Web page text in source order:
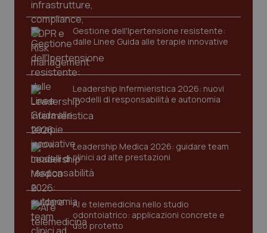
Gestione dell'Ipertensione resistente:
dalle Linee Guida alle terapie innovative
Leadership Infermieristica 2026: nuovi
modelli di responsabilità e autonomia
Leadership Medica 2026: guidare team
clinici ad alte prestazioni
AI e telemedicina nello studio
odontoiatrico: applicazioni concrete e
uso protetto
tracking-enable
tracking-sites-ironfish-
session-id
www.quotidianosanita.it
_ga
Google LLC